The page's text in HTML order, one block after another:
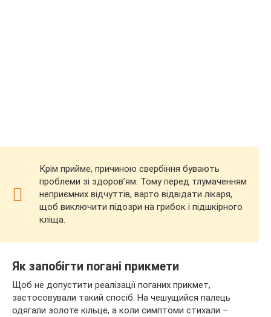
Крім прийме, причиною свербіння бувають
проблеми зі здоров’ям. Тому перед тлумаченням
неприємних відчуттів, варто відвідати лікаря,
щоб виключити підозри на грибок і підшкірного
кліща.
Як запобігти погані прикмети
Щоб не допустити реалізації поганих прикмет,
застосовували такий спосіб. На чешущийся палець
одягали золоте кільце, а коли симптоми стихали –